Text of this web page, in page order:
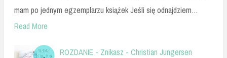
mam po jednym egzemplarzu książek Jeśli się odnajdziem…
Read More
ROZDANIE - Znikasz - Christian Jungersen